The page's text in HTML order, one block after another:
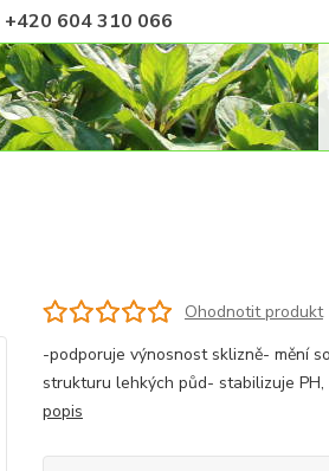
+420 604 310 066
Ohodnotit produkt
-podporuje výnosnost sklizně- mění
strukturu lehkých půd- stabilizuje
popis